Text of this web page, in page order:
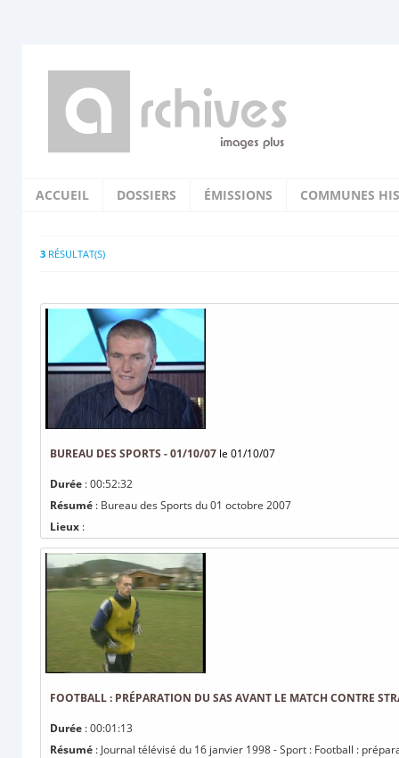
ACCUEIL DOSSIERS ÉMISSIONS COMMUNES
3 RÉSULTAT(S)
BUREAU DES SPORTS - 01/10/07 le 01/10/07
Durée : 00:52:32
Résumé : Bureau des Sports du 01 octobre 2007
Lieux :
FOOTBALL : PRÉPARATION DU SAS AVANT LE MATCH CONTRE
Durée : 00:01:13
Résumé : Journal télévisé du 16 janvier 1998 - Sport : Football :